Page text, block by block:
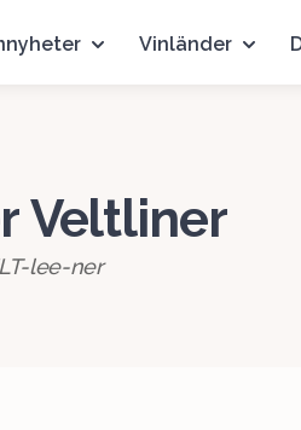
Vinländer
Veltliner
lee-ner